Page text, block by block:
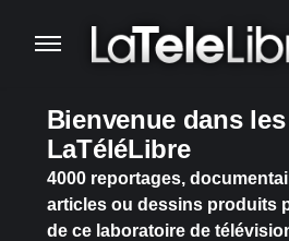
Bienvenue dans
LaTéléLibre
4000 reportages,
articles ou dessins produits
de ce laboratoire de